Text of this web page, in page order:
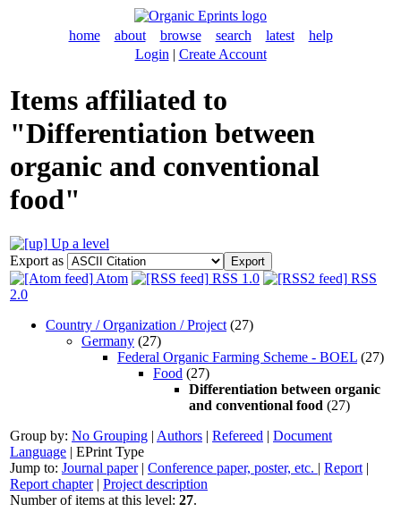
home about browse search latest
help
Login | Create Account
Items affiliated to
"Differentiation between
organic and conventional
food"
Up a level
Export as
Atom
RSS 1.0
RSS
2.0
Country / Organization / Project (27)
Germany (27)
Federal Organic Farming Scheme - BOEL (27)
Food (27)
Differentiation between organic
and conventional food (27)
Group by: No Grouping | Authors | Refereed | Document
Language | EPrint Type
Jump to: Journal paper| Conference paper, poster, etc. | Report |
Report chapter| Project description
Number of items at this level: 27.